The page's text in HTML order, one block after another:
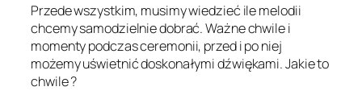
Przede wszystkim, musimy wiedzieć ile melodii
chcemy samodzielnie dobrać. Ważne chwile i
momenty podczas ceremonii, przed i po niej
możemy uświetnić doskonałymi dźwiękami. Jakie to
chwile ?